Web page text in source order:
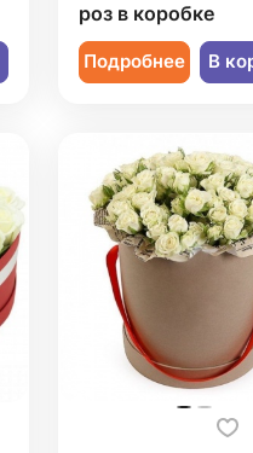
роз в коробке
Подробнее В